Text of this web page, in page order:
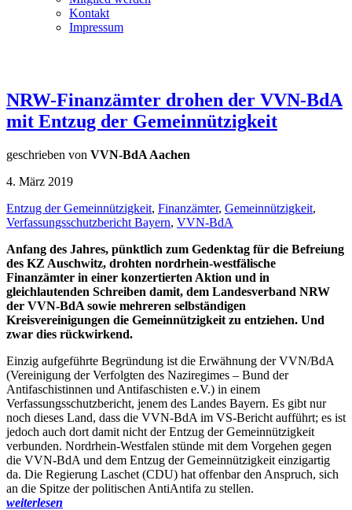
Kontakt
Impressum
NRW-Finanzämter drohen der VVN-BdA
mit Entzug der Gemeinnützigkeit
geschrieben von VVN-BdA Aachen
4. März 2019
Entzug der Gemeinnützigkeit, Finanzämter, Gemeinnützigkeit,
Verfassungsschutzbericht Bayern, VVN-BdA
Anfang des Jahres, pünktlich zum Gedenktag für die Befreiung
des KZ Auschwitz, drohten nordrhein-westfälische
Finanzämter in einer konzertierten Aktion und in
gleichlautenden Schreiben damit, dem Landesverband NRW
der VVN-BdA sowie mehreren selbständigen
Kreisvereinigungen die Gemeinnützigkeit zu entziehen. Und
zwar dies rückwirkend.
Einzig aufgeführte Begründung ist die Erwähnung der VVN/BdA
(Vereinigung der Verfolgten des Naziregimes – Bund der
Antifaschistinnen und Antifaschisten e.V.) in einem
Verfassungsschutzbericht, jenem des Landes Bayern. Es gibt nur
noch dieses Land, dass die VVN-BdA im VS-Bericht aufführt; es ist
jedoch auch dort damit nicht der Entzug der Gemeinnützigkeit
verbunden. Nordrhein-Westfalen stünde mit dem Vorgehen gegen
die VVN-BdA und dem Entzug der Gemeinnützigkeit einzigartig
da. Die Regierung Laschet (CDU) hat offenbar den Anspruch, sich
an die Spitze der politischen AntiAntifa zu stellen.
weiterlesen